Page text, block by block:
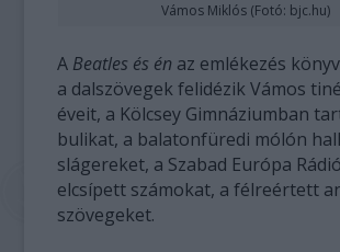
Vámos Miklós (Fotó: bjc.hu)
A Beatles és én az emlékezés
a dalszövegek felidézik Vámos
éveit, a Kölcsey Gimnáziumban
bulikat, a balatonfüredi mólón
slágereket, a Szabad Európa
elcsípett számokat, a félreértett
szövegeket.